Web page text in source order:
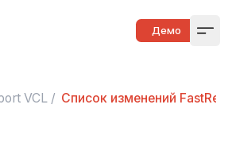
Демо
VCL / Список изменений